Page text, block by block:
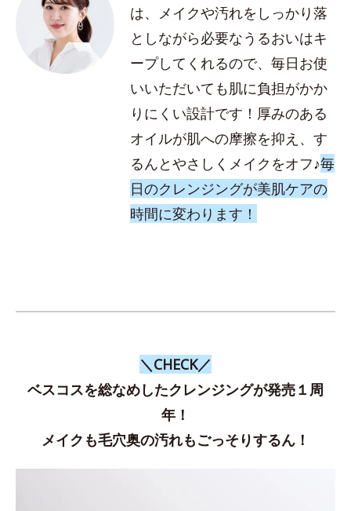
は、メイクや汚れをしっかり落
としながら必要なうるおいはキ
ープしてくれるので、毎日お使
いいただいても肌に負担がかか
りにくい設計です！厚みのある
オイルが肌への摩擦を抑え、す
るんとやさしくメイクをオフ♪毎
日のクレンジングが美肌ケアの
時間に変わります！
＼CHECK／
ベスコスを総なめしたクレンジングが発売１周
年！
メイクも毛穴奥の汚れもごっそりするん！